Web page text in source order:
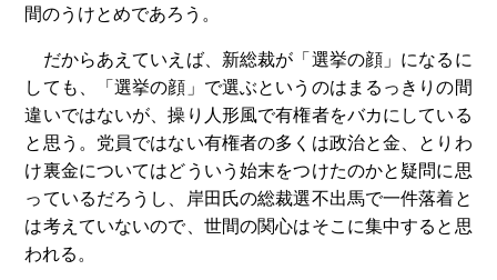
間のうけとめであろう。
だからあえていえば、新総裁が「選挙の顔」になるに
しても、「選挙の顔」で選ぶというのはまるっきりの間
違いではないが、操り人形風で有権者をバカにしている
と思う。党員ではない有権者の多くは政治と金、とりわ
け裏金についてはどういう始末をつけたのかと疑問に思
っているだろうし、岸田氏の総裁選不出馬で一件落着と
は考えていないので、世間の関心はそこに集中すると思
われる。